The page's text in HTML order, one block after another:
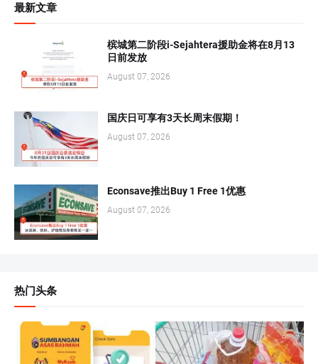
最新文章
槟城第二阶段i-Sejahtera援助金将在8月13
日前发放
August 07, 2026
国庆日可享有3天长周末假期！
August 07, 2026
Econsave推出Buy 1 Free 1优惠
August 07, 2026
热门头条